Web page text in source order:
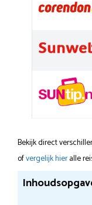
Bekijk direct
ofvergelijk hieralle